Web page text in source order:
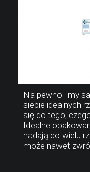
Na pewno i my
siebie idealnych
się do tego,
Idealne
nadają do wielu
może nawet